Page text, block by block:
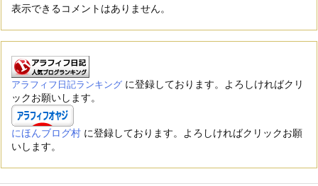
表示できるコメントはありません。
アラフィフ日記ランキング に登録しております。よろしければクリ
ックお願いします。
にほんブログ村 に登録しております。よろしければクリックお願
いします。